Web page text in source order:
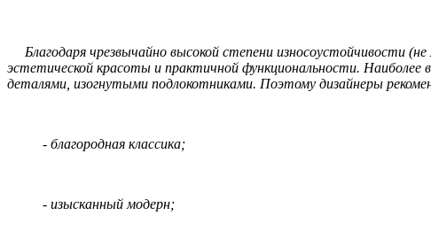
Благодаря чрезвычайно высокой степени износоустойчивости
эстетической красоты и практичной функциональности.
деталями, изогнутыми подлокотниками. Поэтому дизайнеры
- благородная классика;
- изысканный модерн;